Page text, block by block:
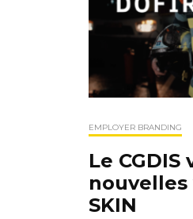
EMPLOYER BRANDING
Le
nouvelles
SKIN